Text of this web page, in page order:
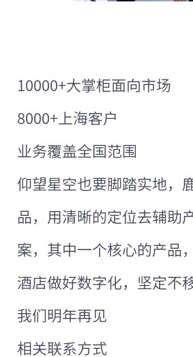
10000+大掌柜面向市场
8000+上海客户
业务覆盖全国范围
仰望星空也要脚踏实地，
品，用清晰的定位去辅助
案，其中一个核心的产品
酒店做好数字化，坚定不
我们明年再见
相关联系方式